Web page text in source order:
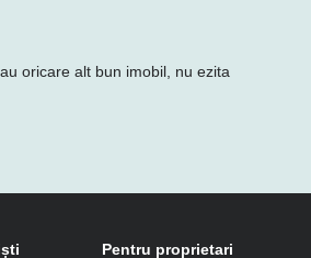
oricare alt bun imobil, nu ezita
Pentru proprietari